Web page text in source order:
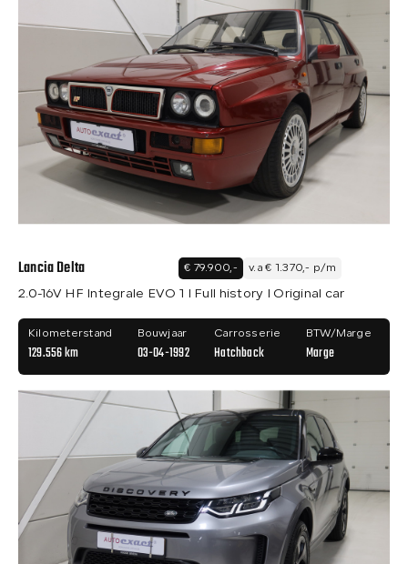
Lancia Delta € 79.900,- v.a € 1.370,- p/m
2.0-16V HF Integrale EVO 1 I Full history I Original car
Kilometerstand
129.556 km
Bouwjaar
03-04-1992
Carrosserie
Hatchback
BTW/Marge
Marge